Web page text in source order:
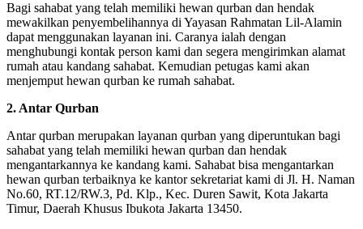
Bagi sahabat yang telah memiliki hewan qurban dan hendak
mewakilkan penyembelihannya di Yayasan Rahmatan Lil-Alamin
dapat menggunakan layanan ini. Caranya ialah dengan
menghubungi kontak person kami dan segera mengirimkan alamat
rumah atau kandang sahabat. Kemudian petugas kami akan
menjemput hewan qurban ke rumah sahabat.
2. Antar Qurban
Antar qurban merupakan layanan qurban yang diperuntukan bagi
sahabat yang telah memiliki hewan qurban dan hendak
mengantarkannya ke kandang kami. Sahabat bisa mengantarkan
hewan qurban terbaiknya ke kantor sekretariat kami di Jl. H. Naman
No.60, RT.12/RW.3, Pd. Klp., Kec. Duren Sawit, Kota Jakarta
Timur, Daerah Khusus Ibukota Jakarta 13450.